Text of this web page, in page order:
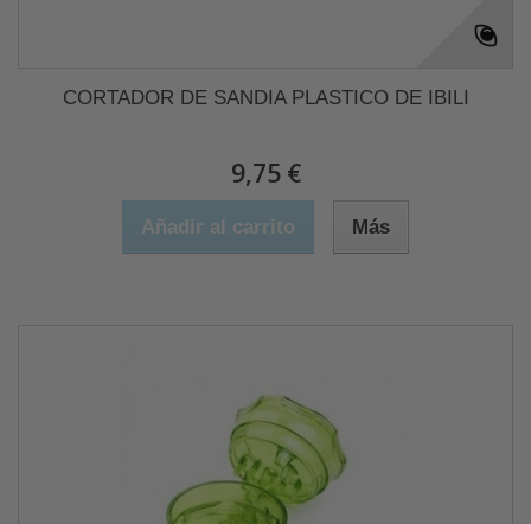
CORTADOR DE SANDIA PLASTICO DE IBILI
9,75 €
Añadir al carrito Más